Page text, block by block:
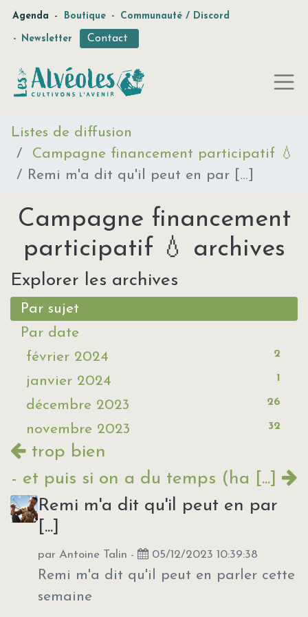
Agenda - Boutique - Communauté / Discord
- Newsletter Contact
Listes de diffusion
Campagne financement participatif 💧
Remi m'a dit qu'il peut en par [...]
Campagne financement
participatif 💧 archives
Explorer les archives
Par sujet
Par date
février 2024
2
janvier 2024 1
décembre 2023 26
novembre 2023 32
trop bien
- et puis si on a du temps (ha [...]
Remi m'a dit qu'il peut en par
[...]
par Antoine Talin - 05/12/2023 10:39:38
Remi m'a dit qu'il peut en parler cette
semaine